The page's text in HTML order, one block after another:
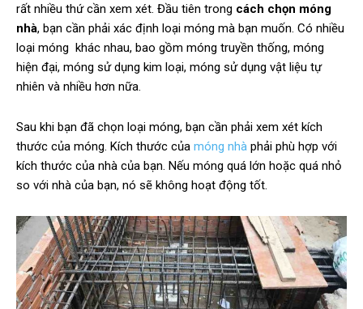
rất nhiều thứ cần xem xét. Đầu tiên trong cách chọn móng
nhà, bạn cần phải xác định loại móng mà bạn muốn. Có nhiều
loại móng khác nhau, bao gồm móng truyền thống, móng
hiện đại, móng sử dụng kim loại, móng sử dụng vật liệu tự
nhiên và nhiều hơn nữa.
Sau khi bạn đã chọn loại móng, bạn cần phải xem xét kích
thước của móng. Kích thước của móng nhà phải phù hợp với
kích thước của nhà của bạn. Nếu móng quá lớn hoặc quá nhỏ
so với nhà của bạn, nó sẽ không hoạt động tốt.